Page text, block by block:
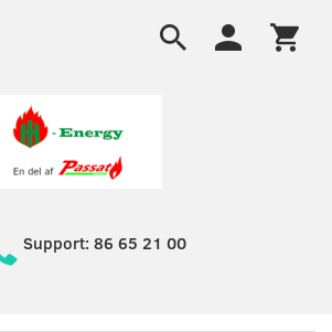
Support: 86 65 21 00